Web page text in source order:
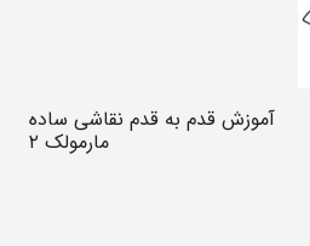
آموزش قدم به قدم نقاشی ساده
مارمولک ۲